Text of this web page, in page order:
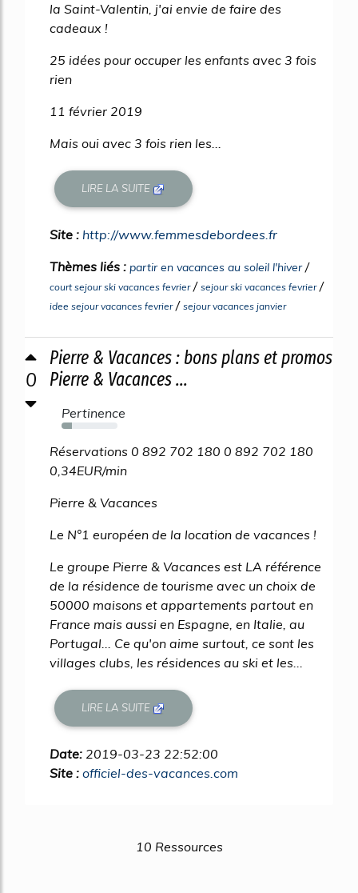
la Saint-Valentin, j'ai envie de faire des
cadeaux !
25 idées pour occuper les enfants avec 3 fois
rien
11 février 2019
Mais oui avec 3 fois rien les...
LIRE LA SUITE
Site : http://www.femmesdebordees.fr
Thèmes liés : partir en vacances au soleil l'hiver/
court sejour ski vacances fevrier/ sejour ski vacances fevrier/
idee sejour vacances fevrier/ sejour vacances janvier
0
Pierre & Vacances : bons plans et promos
Pierre & Vacances ...
Pertinence
19%
Réservations 0 892 702 180 0 892 702 180
0,34EUR/min
Pierre & Vacances
Le N°1 européen de la location de vacances !
Le groupe Pierre & Vacances est LA référence
de la résidence de tourisme avec un choix de
50000 maisons et appartements partout en
France mais aussi en Espagne, en Italie, au
Portugal... Ce qu'on aime surtout, ce sont les
villages clubs, les résidences au ski et les...
LIRE LA SUITE
Date: 2019-03-23 22:52:00
Site : officiel-des-vacances.com
10 Ressources